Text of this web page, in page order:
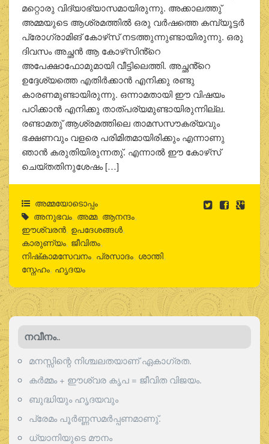
മറ്റൊരു വിദ്യാഭ്യാസമായിരുന്നു. അക്കാലത്തു്
അമ്മയുടെ ആശ്രമത്തില്‍ ഒരു വര്‍ഷത്തെ കമ്പ്യൂട്ടര്‍
പ്രോഗ്രാമിങ് കോഴ്‌സ് നടത്തുന്നുണ്ടായിരുന്നു. ഒരു
ദിവസം അച്ഛന്‍ ആ കോഴ്‌സിൻ്റെ
അപേക്ഷാഫോമുമായി വീട്ടിലെത്തി. അച്ഛൻ്റെ
ഉദ്ദേശ്യത്തെ എതിര്‍ക്കാന്‍ എനിക്കു രണ്ടു
കാരണമുണ്ടായിരുന്നു. ഒന്നാമതായി ഈ വിഷയം
പഠിക്കാന്‍ എനിക്കു താത്പര്യമുണ്ടായിരുന്നില്ല.
രണ്ടാമതു് ആശ്രമത്തിലെ താമസസൗകര്യവും
ഭക്ഷണവും വളരെ പരിമിതമായിരിക്കും എന്നാണു
ഞാന്‍ കരുതിയിരുന്നതു്. എന്നാല്‍ ഈ കോഴ്‌സ്
ചെയ്തതിനുശേഷം […]
അമ്മയോടൊപ്പം
അനുഭവം, അമ്മ, ആനന്ദം,
ഈശ്വരന്‍, ഉപദേശങ്ങള്‍,
കാരുണ്യം, ജീവിതം,
നിഷ്‌കാമസേവനം, പ്രസാദം, ശാന്തി,
സ്നേഹം, ഹൃദയം
നവീനം..
മനസ്സിന്റെ നിശ്ചലതയാണ് ഏകാഗ്രത.
കർമ്മം + ഈശ്വര കൃപ = ജീവിത വിജയം.
ബുദ്ധിയും ഹൃദയവും
പ്രേമം പൂര്‍ണ്ണസമര്‍പ്പണമാണു്.
ധ്യാനിയുടെ മൗനം